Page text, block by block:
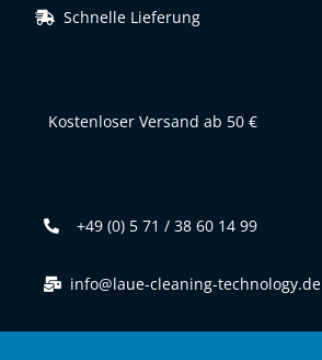
Schnelle Lieferung
Kostenloser Versand ab 50 €
+49 (0) 5 71 / 38 60 14 99
info@laue-cleaning-technology.de